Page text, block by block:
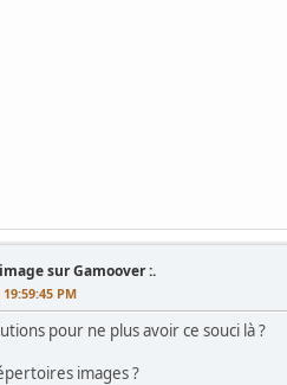
sur Gamoover :.
PM
pour ne plus avoir ce souci là ?
images ?